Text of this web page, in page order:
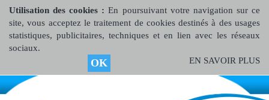
Utilisation des cookies :En poursuivant votre navigation sur ce
site, vous acceptez le traitement de cookies destinés à des usages
statistiques, publicitaires, techniques et en lien avec les réseaux
sociaux.
OK EN SAVOIR PLUS